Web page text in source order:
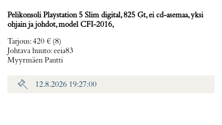
Pelikonsoli Playstation 5 Slim digital, 825 Gt, ei cd-asemaa, yksi
ohjain ja johdot, model CFI-2016,
Tarjous:420 € (8)
Johtava huuto:eeia83
Myyrmäen Pantti
12.8.2026 19:27:00